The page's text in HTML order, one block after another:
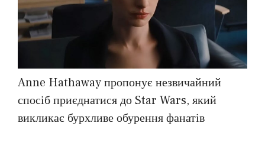
Anne Hathaway пропонує незвичайний
спосіб приєднатися до Star Wars, який
викликає бурхливе обурення фанатів